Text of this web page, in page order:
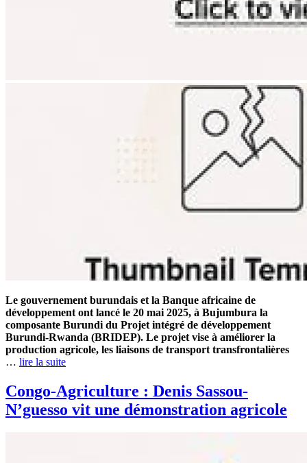
Le gouvernement burundais et la Banque africaine de
développement ont lancé le 20 mai 2025, à Bujumbura la
composante Burundi du Projet intégré de développement
Burundi-Rwanda (BRIDEP). Le projet vise à améliorer la
production agricole, les liaisons de transport transfrontalières
… lire la suite
Congo-Agriculture : Denis Sassou-
N’guesso vit une démonstration agricole